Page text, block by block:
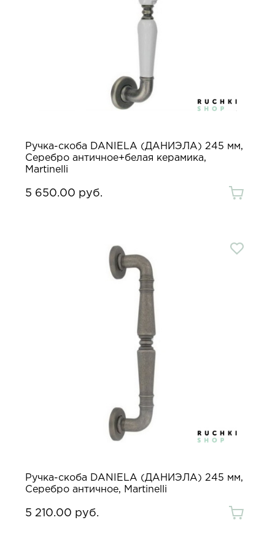
Ручка-скоба DANIELA (ДАНИЭЛА) 245 мм,
Серебро античное+белая керамика,
Martinelli
5 650.00 руб.
Ручка-скоба DANIELA (ДАНИЭЛА) 245 мм,
Серебро античное, Martinelli
5 210.00 руб.